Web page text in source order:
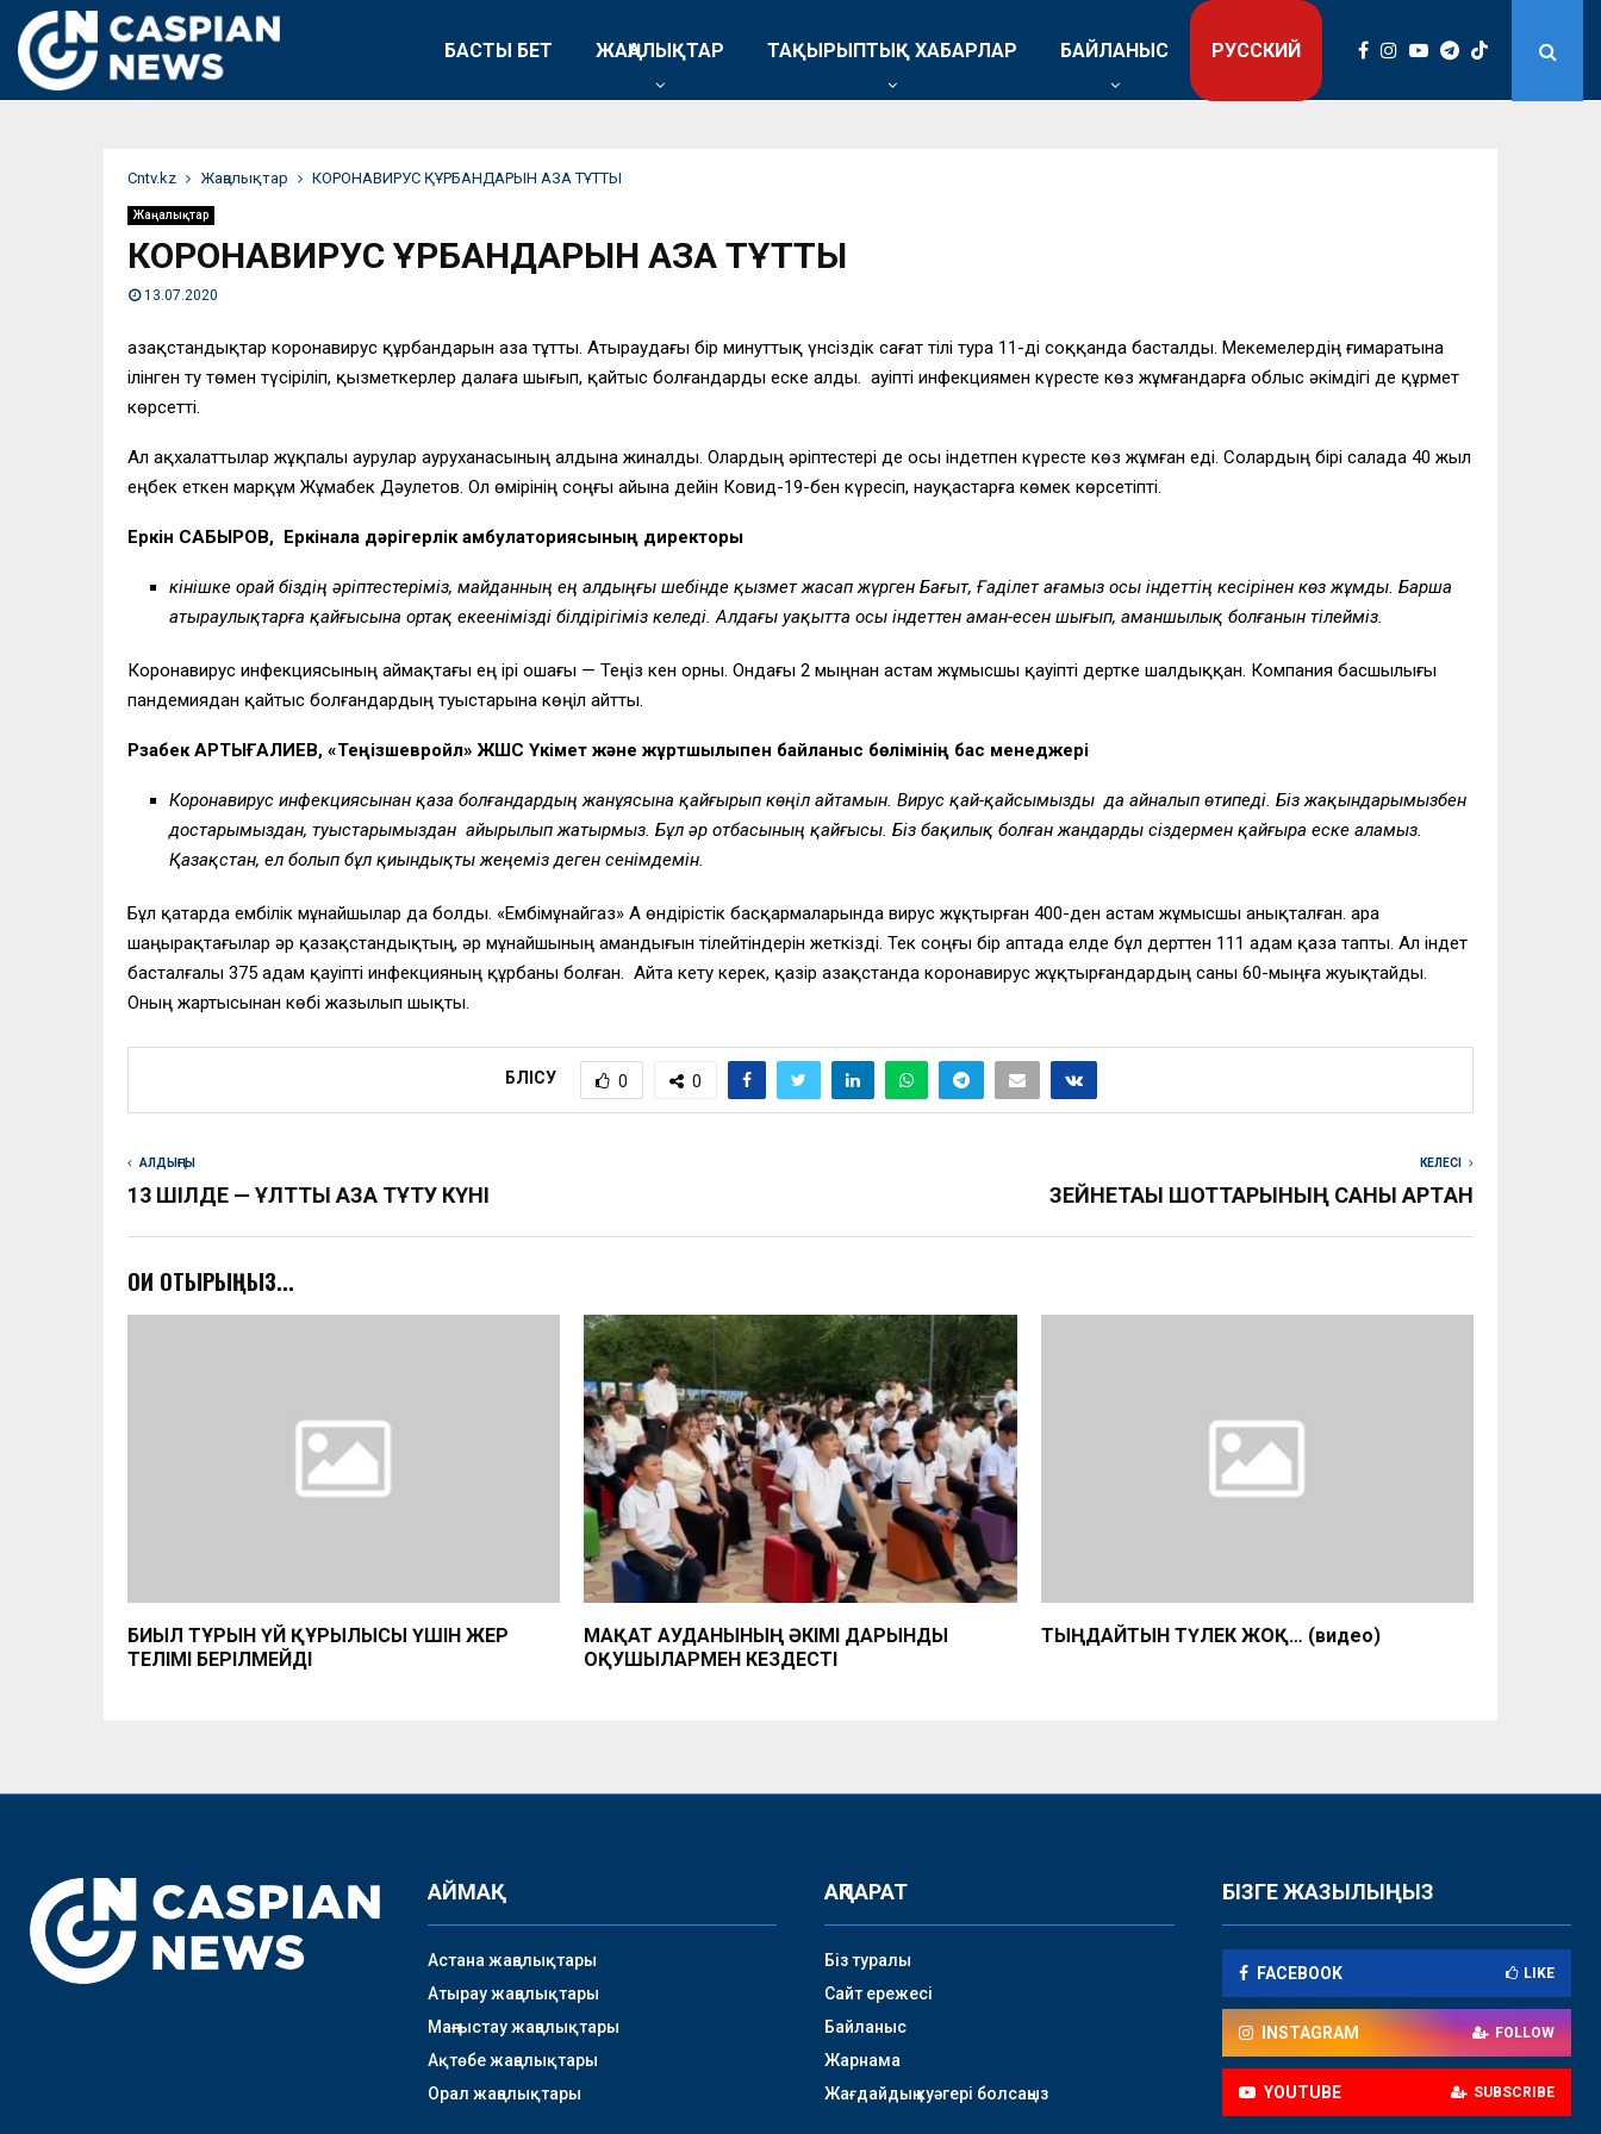
БАСТЫ БЕТ ЖАҢАЛЫҚТАР ТАҚЫРЫПТЫҚ ХАБАРЛАР БАЙЛАНЫС РУССКИЙ
Сntv.kz Жаңалықтар КОРОНАВИРУС ҚҰРБАНДАРЫН АЗА ТҰТТЫ
Жаңалықтар
КОРОНАВИРУС ҚҰРБАНДАРЫН АЗА ТҰТТЫ
13.07.2020
Қазақстандықтар коронавирус құрбандарын аза тұтты. Атыраудағы бір минуттық үнсіздік сағат тілі тура 11-ді соққанда басталды. Мекемелердің ғимаратына
ілінген ту төмен түсіріліп, қызметкерлер далаға шығып, қайтыс болғандарды еске алды. Қауіпті инфекциямен күресте көз жұмғандарға облыс әкімдігі де құрмет
көрсетті.
Ал ақхалаттылар жұқпалы аурулар ауруханасының алдына жиналды. Олардың әріптестері де осы індетпен күресте көз жұмған еді. Солардың бірі салада 40 жыл
еңбек еткен марқұм Жұмабек Дәулетов. Ол өмірінің соңғы айына дейін Ковид-19-бен күресіп, науқастарға көмек көрсетіпті.
Еркін САБЫРОВ, Еркінқала дәрігерлік амбулаториясының директоры
Өкінішке орай біздің әріптестеріміз, майданның ең алдыңғы шебінде қызмет жасап жүрген Бағыт, Ғаділет ағамыз осы індеттің кесірінен көз жұмды. Барша
атыраулықтарға қайғысына ортақ екеенімізді білдірігіміз келеді. Алдағы уақытта осы індеттен аман-есен шығып, аманшылық болғанын тілейміз.
Коронавирус инфекциясының аймақтағы ең ірі ошағы — Теңіз кен орны. Ондағы 2 мыңнан астам жұмысшы қауіпті дертке шалдыққан. Компания басшылығы
пандемиядан қайтыс болғандардың туыстарына көңіл айтты.
Рзабек АРТЫҒАЛИЕВ, «Теңізшевройл» ЖШС Үкімет және жұртшылықпен байланыс бөлімінің бас менеджері
Коронавирус инфекциясынан қаза болғандардың жанұясына қайғырып көңіл айтамын. Вирус қай-қайсымызды да айналып өтипеді. Біз жақындарымызбен
достарымыздан, туыстарымыздан айырылып жатырмыз. Бұл әр отбасының қайғысы. Біз бақилық болған жандарды сіздермен қайғыра еске аламыз.
Қазақстан, ел болып бұл қиындықты жеңеміз деген сенімдемін.
Бұл қатарда ембілік мұнайшылар да болды. «Ембімұнайгаз» АҚ өндірістік басқармаларында вирус жұқтырған 400-ден астам жұмысшы анықталған. Қара
шаңырақтағылар әр қазақстандықтың, әр мұнайшының амандығын тілейтіндерін жеткізді. Тек соңғы бір аптада елде бұл дерттен 111 адам қаза тапты. Ал індет
басталғалы 375 адам қауіпті инфекцияның құрбаны болған. Айта кету керек, қазір Қазақстанда коронавирус жұқтырғандардың саны 60-мыңға жуықтайды.
Оның жартысынан көбі жазылып шықты.
БӨЛІСУ 0 0
АЛДЫҢҒЫ
13 ШІЛДЕ — ҰЛТТЫҚ АЗА ТҰТУ КҮНІ
КЕЛЕСІ
ЗЕЙНЕТАҚЫ ШОТТАРЫНЫҢ САНЫ АРТҚАН
ОҚИ ОТЫРЫҢЫЗ...
БИЫЛ ТҰРҒЫН ҮЙ ҚҰРЫЛЫСЫ ҮШІН ЖЕР
ТЕЛІМІ БЕРІЛМЕЙДІ
МАҚАТ АУДАНЫНЫҢ ӘКІМІ ДАРЫНДЫ
ОҚУШЫЛАРМЕН КЕЗДЕСТІ
ТЫҢДАЙТЫН ТҮЛЕК ЖОҚ… (видео)
АЙМАҚ
Астана жаңалықтары
Атырау жаңалықтары
Маңғыстау жаңалықтары
Ақтөбе жаңалықтары
Орал жаңалықтары
АҚПАРАТ
Біз туралы
Сайт ережесі
Байланыс
Жарнама
Жағдайдың куәгері болсаңыз
БІЗГЕ ЖАЗЫЛЫҢЫЗ
FACEBOOK LIKE
INSTAGRAM FOLLOW
YOUTUBE SUBSCRIBE